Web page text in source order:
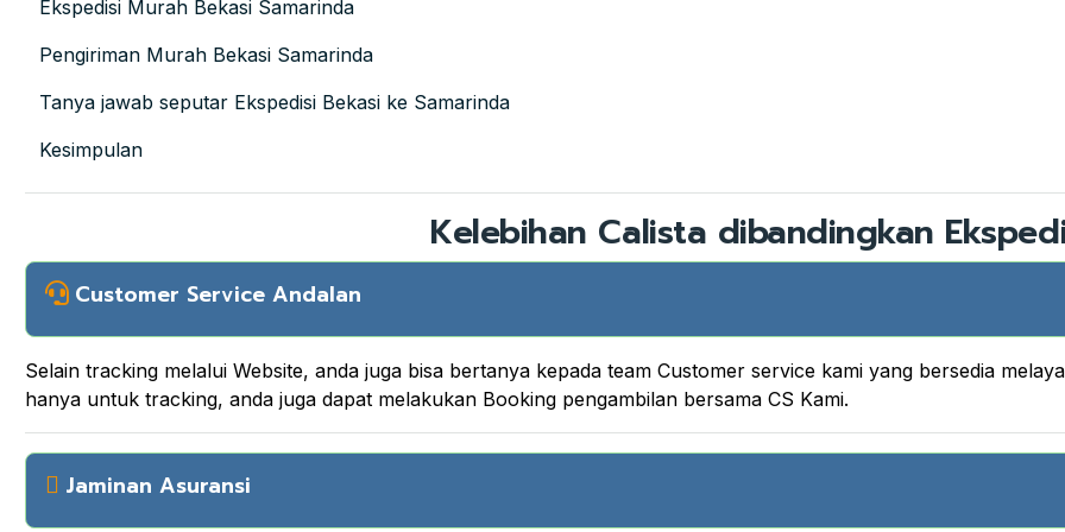
Ekspedisi Murah Bekasi Samarinda
Pengiriman Murah Bekasi Samarinda
Tanya jawab seputar Ekspedisi Bekasi ke Samarinda
Kesimpulan
Kelebihan Calista dibandingkan
Customer Service Andalan
Selain tracking melalui Website, anda juga bisa bertanya kepada team Customer service kami yang bersedia
hanya untuk tracking, anda juga dapat melakukan Booking pengambilan bersama CS Kami.
Jaminan Asuransi